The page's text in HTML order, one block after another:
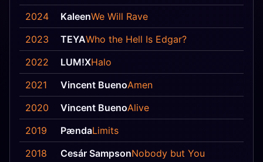
2024
KaleenWe Will Rave
2023
TEYAWho the Hell Is Edgar?
2022
LUM!XHalo
2021
Vincent BuenoAmen
2020
Vincent BuenoAlive
2019
PændaLimits
2018
Cesár SampsonNobody but You